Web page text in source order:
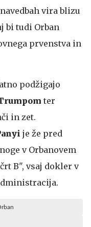
vira blizu
bi tudi Orban
prvenstva in
podžigajo
ter
in zet.
je že pred
v Orbanovem
B", vsaj dokler v